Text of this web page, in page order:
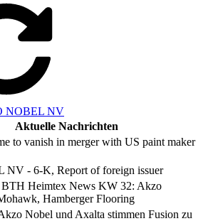
NOBEL NV
Aktuelle Nachrichten
to vanish in merger with US paint maker
- 6-K, Report of foreign issuer
BTH Heimtex News KW 32: Akzo
Hamberger Flooring
Nobel und Axalta stimmen Fusion zu